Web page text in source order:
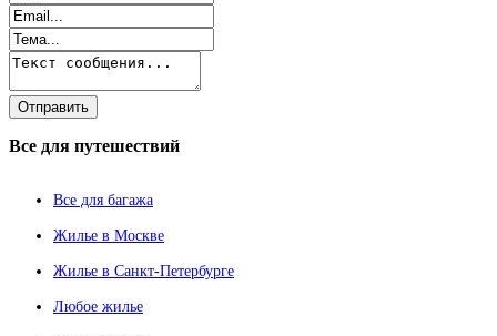
Все для путешествий
Все для багажа
Жилье в Москве
Жилье в Санкт-Петербурге
Любое жилье